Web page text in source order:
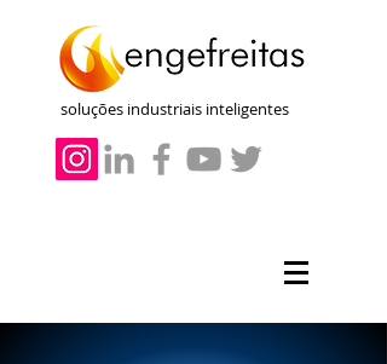
soluções industriais inteligentes